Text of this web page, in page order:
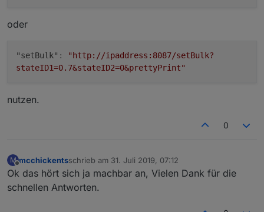
oder
"setBulk" :
"http://ipaddress:8087/setBulk?
stateID1=0.7&stateID2=0&prettyPrint"
nutzen.
0
M
Offline
mcchickentsschrieb am 31. Juli 2019, 07:12
zuletzt editiert von
Ok das hört sich ja machbar an, Vielen Dank für die
schnellen Antworten.